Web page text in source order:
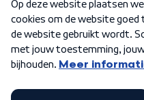
Algemene voorwaarden